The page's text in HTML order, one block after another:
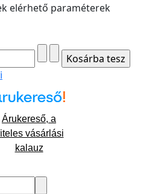
elérhető paraméterek
Árukereső, a
vásárlási
kalauz